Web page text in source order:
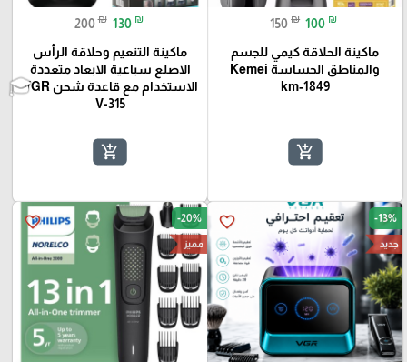
150 ₪ 100 ₪
‏ماكينة الحلاقة كيمي للجسم
والمناطق الحساسة Kemei
km‑1849
add_shopping_cart
200 ₪ 130 ₪
ماكينة التنعيم وحلاقة الرأس
الاصلع سباعية الابعاد متعددة
الاستخدام مع قاعدة شحن VGR
V-315
add_shopping_cart
favorite_border -13%
جديد
favorite_border -20%
مميز